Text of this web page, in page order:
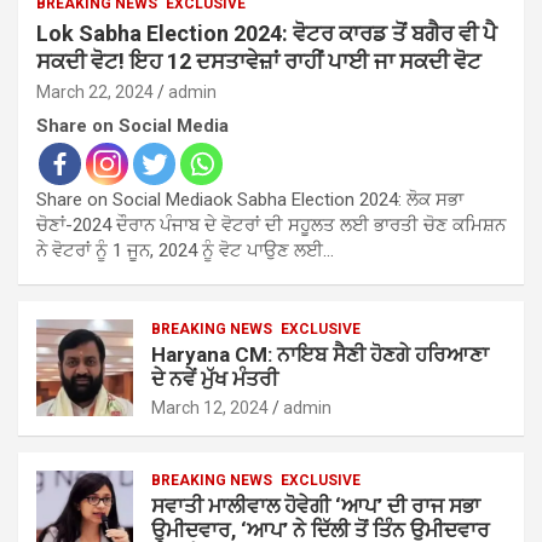
BREAKING NEWS EXCLUSIVE
Lok Sabha Election 2024: ਵੋਟਰ ਕਾਰਡ ਤੋਂ ਬਗੈਰ ਵੀ ਪੈ
ਸਕਦੀ ਵੋਟ! ਇਹ 12 ਦਸਤਾਵੇਜ਼ਾਂ ਰਾਹੀਂ ਪਾਈ ਜਾ ਸਕਦੀ ਵੋਟ
March 22, 2024 admin
Share on Social Media
Share on Social Mediaok Sabha Election 2024: ਲੋਕ ਸਭਾ
ਚੋਣਾਂ-2024 ਦੌਰਾਨ ਪੰਜਾਬ ਦੇ ਵੋਟਰਾਂ ਦੀ ਸਹੂਲਤ ਲਈ ਭਾਰਤੀ ਚੋਣ ਕਮਿਸ਼ਨ
ਨੇ ਵੋਟਰਾਂ ਨੂੰ 1 ਜੂਨ, 2024 ਨੂੰ ਵੋਟ ਪਾਉਣ ਲਈ…
BREAKING NEWS EXCLUSIVE
Haryana CM: ਨਾਇਬ ਸੈਣੀ ਹੋਣਗੇ ਹਰਿਆਣਾ
ਦੇ ਨਵੇਂ ਮੁੱਖ ਮੰਤਰੀ
March 12, 2024 admin
BREAKING NEWS EXCLUSIVE
ਸਵਾਤੀ ਮਾਲੀਵਾਲ ਹੋਵੇਗੀ ‘ਆਪ’ ਦੀ ਰਾਜ ਸਭਾ
ਉਮੀਦਵਾਰ, ‘ਆਪ’ ਨੇ ਦਿੱਲੀ ਤੋਂ ਤਿੰਨ ਉਮੀਦਵਾਰ